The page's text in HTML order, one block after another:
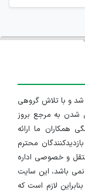
۱۳۹۱/۱/۱۰ راه اندازی شد و با تلاش گروهی
شدن به مرجع بروز
ما ارائه
محترم
و خصوصی اداره
باشد، این سایت
لازم است که